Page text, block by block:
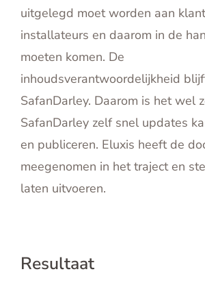
uitgelegd moet worden aan
installateurs en daarom in de
moeten komen. De
inhoudsverantwoordelijkheid
SafanDarley. Daarom is het wel
SafanDarley zelf snel updates
en publiceren. Eluxis heeft de
meegenomen in het traject en
laten uitvoeren.
Resultaat